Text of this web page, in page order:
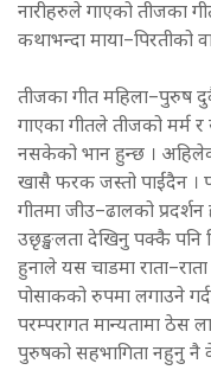
नारीहरुले गाएको तीजका
कथाभन्दा माया–पिरतीको
तीजका गीत महिला–पुरुष
गाएका गीतले तीजको मर्म र
नसकेको भान हुन्छ ।
खासै फरक जस्तो पाईंदैन ।
गीतमा जीउ–ढालको प्रदर्शन
उछृङ्खलता देखिनु पक्कै पनि
हुनाले यस चाडमा
पोसाकको रुपमा लगाउने
परम्परागत मान्यतामा ठेस
पुरुषको सहभागिता नहुनु नै